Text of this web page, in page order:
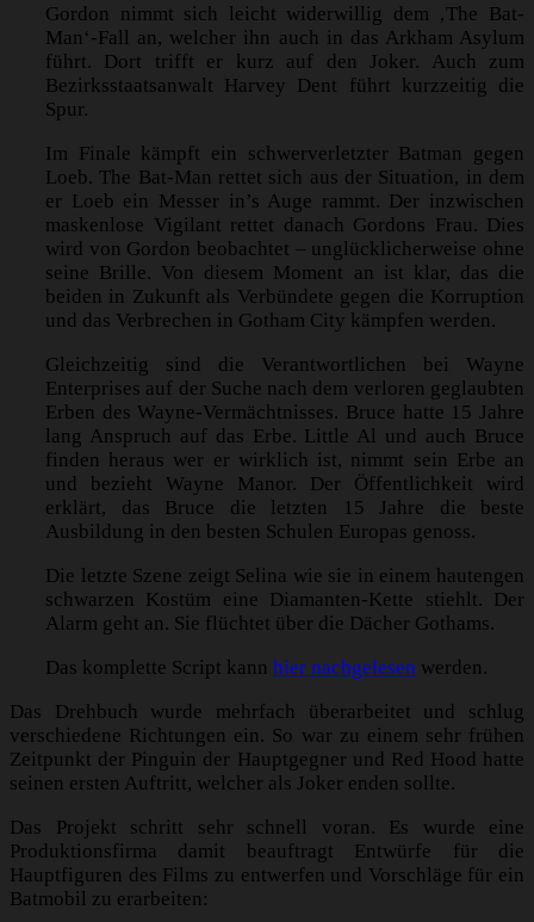
Gordon nimmt sich leicht widerwillig dem ‚The Bat-
Man‘-Fall an, welcher ihn auch in das Arkham Asylum
führt. Dort trifft er kurz auf den Joker. Auch zum
Bezirksstaatsanwalt Harvey Dent führt kurzzeitig die
Spur.
Im Finale kämpft ein schwerverletzter Batman gegen
Loeb. The Bat-Man rettet sich aus der Situation, in dem
er Loeb ein Messer in’s Auge rammt. Der inzwischen
maskenlose Vigilant rettet danach Gordons Frau. Dies
wird von Gordon beobachtet – unglücklicherweise ohne
seine Brille. Von diesem Moment an ist klar, das die
beiden in Zukunft als Verbündete gegen die Korruption
und das Verbrechen in Gotham City kämpfen werden.
Gleichzeitig sind die Verantwortlichen bei Wayne
Enterprises auf der Suche nach dem verloren geglaubten
Erben des Wayne-Vermächtnisses. Bruce hatte 15 Jahre
lang Anspruch auf das Erbe. Little Al und auch Bruce
finden heraus wer er wirklich ist, nimmt sein Erbe an
und bezieht Wayne Manor. Der Öffentlichkeit wird
erklärt, das Bruce die letzten 15 Jahre die beste
Ausbildung in den besten Schulen Europas genoss.
Die letzte Szene zeigt Selina wie sie in einem hautengen
schwarzen Kostüm eine Diamanten-Kette stiehlt. Der
Alarm geht an. Sie flüchtet über die Dächer Gothams.
Das komplette Script kann hier nachgelesen werden.
Das Drehbuch wurde mehrfach überarbeitet und schlug
verschiedene Richtungen ein. So war zu einem sehr frühen
Zeitpunkt der Pinguin der Hauptgegner und Red Hood hatte
seinen ersten Auftritt, welcher als Joker enden sollte.
Das Projekt schritt sehr schnell voran. Es wurde eine
Produktionsfirma damit beauftragt Entwürfe für die
Hauptfiguren des Films zu entwerfen und Vorschläge für ein
Batmobil zu erarbeiten: